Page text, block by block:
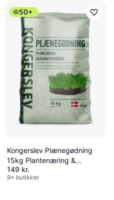
50+
Kongerslev Plænegødning
15kg Plantenæring &
Gødning
149 kr.
9+ butikker